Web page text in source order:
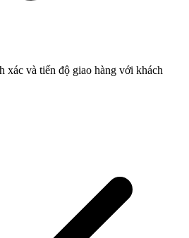
xác và tiến độ giao hàng với khách